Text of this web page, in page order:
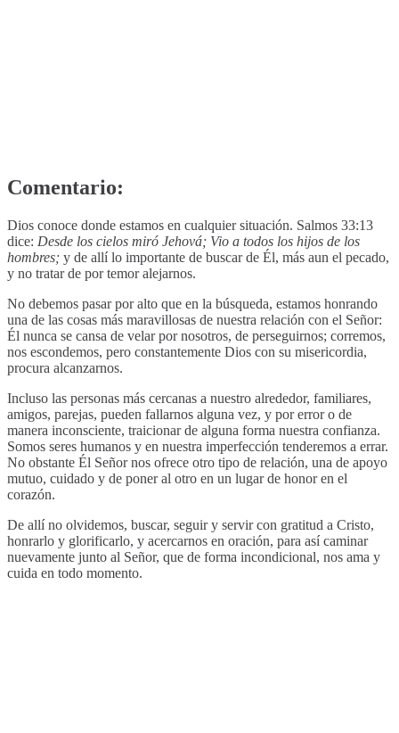
Comentario:
Dios conoce donde estamos en cualquier situación. Salmos 33:13
dice: Desde los cielos miró Jehová; Vio a todos los hijos de los
hombres; y de allí lo importante de buscar de Él, más aun el pecado,
y no tratar de por temor alejarnos.
No debemos pasar por alto que en la búsqueda, estamos honrando
una de las cosas más maravillosas de nuestra relación con el Señor:
Él nunca se cansa de velar por nosotros, de perseguirnos; corremos,
nos escondemos, pero constantemente Dios con su misericordia,
procura alcanzarnos.
Incluso las personas más cercanas a nuestro alrededor, familiares,
amigos, parejas, pueden fallarnos alguna vez, y por error o de
manera inconsciente, traicionar de alguna forma nuestra confianza.
Somos seres humanos y en nuestra imperfección tenderemos a errar.
No obstante Él Señor nos ofrece otro tipo de relación, una de apoyo
mutuo, cuidado y de poner al otro en un lugar de honor en el
corazón.
De allí no olvidemos, buscar, seguir y servir con gratitud a Cristo,
honrarlo y glorificarlo, y acercarnos en oración, para así caminar
nuevamente junto al Señor, que de forma incondicional, nos ama y
cuida en todo momento.